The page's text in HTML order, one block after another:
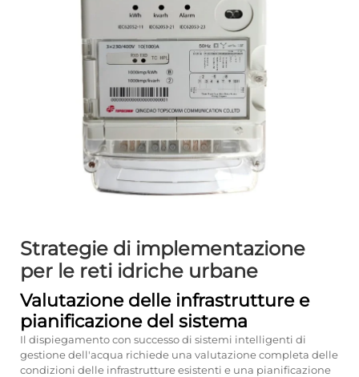
Strategie di implementazione
per le reti idriche urbane
Valutazione delle infrastrutture e
pianificazione del sistema
Il dispiegamento con successo di sistemi intelligenti di
gestione dell'acqua richiede una valutazione completa delle
condizioni delle infrastrutture esistenti e una pianificazione